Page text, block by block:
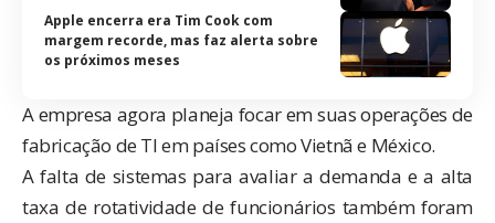
Apple encerra era Tim Cook com
margem recorde, mas faz alerta sobre
os próximos meses
A empresa agora planeja focar em suas operações de
fabricação de TI em países como Vietnã e México.
A falta de sistemas para avaliar a demanda e a alta
taxa de rotatividade de funcionários também foram